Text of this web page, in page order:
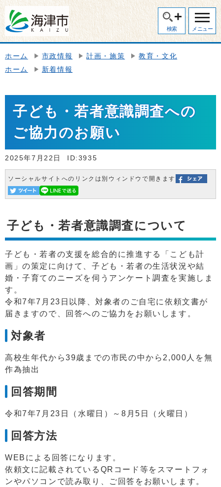
検索 メニュー
ホーム 市政情報 計画・施策
教育・文化
ホーム
新着情報
子ども・若者意識調査への
ご協力のお願い
2025年7月22日 ID:3935
ソーシャルサイトへのリンクは別ウィンドウで開きます
子ども・若者意識調査について
子ども・若者の支援を総合的に推進する「こども計
画」の策定に向けて、子ども・若者の生活状況や結
婚・子育てのニーズを伺うアンケート調査を実施しま
す。
令和7年7月23日以降、対象者のご自宅に依頼文書が
届きますので、回答へのご協力をお願いします。
対象者
高校生年代から39歳までの市民の中から2,000人を無
作為抽出
回答期間
令和7年7月23日（水曜日）～8月5日（火曜日）
回答方法
WEBによる回答になります。
依頼文に記載されているQRコード等をスマートフォ
ンやパソコンで読み取り、ご回答をお願いします。